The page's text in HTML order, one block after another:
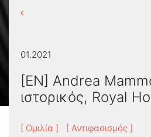
01.2021
[EN] Andrea
ιστορικός, Royal
[ Ομιλία ] [ Αντιφασισμός ]